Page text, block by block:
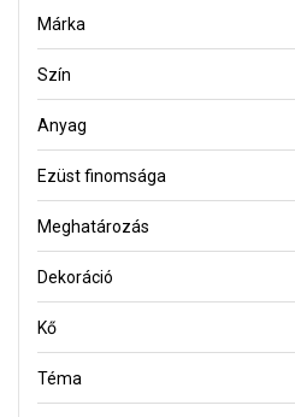
Márka
Szín
Anyag
Ezüst finomsága
Meghatározás
Dekoráció
Kő
Téma